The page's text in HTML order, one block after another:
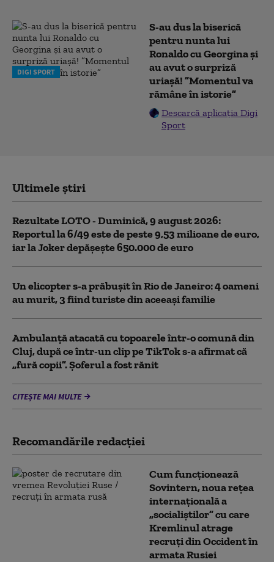
DIGI SPORT
S-au dus la biserică
pentru nunta lui
Ronaldo cu Georgina și
au avut o surpriză
uriașă! ”Momentul va
rămâne în istorie”
Descarcă aplicația Digi
Sport
Ultimele știri
Rezultate LOTO - Duminică, 9 august 2026:
Reportul la 6/49 este de peste 9,53 milioane de euro,
iar la Joker depășește 650.000 de euro
Un elicopter s-a prăbușit în Rio de Janeiro: 4 oameni
au murit, 3 fiind turiste din aceeaşi familie
Ambulanţă atacată cu topoarele într-o comună din
Cluj, după ce într-un clip pe TikTok s-a afirmat că
„fură copii”. Șoferul a fost rănit
CITEȘTE MAI MULTE
Recomandările redacţiei
Cum funcționează
Sovintern, noua rețea
internațională a
„socialiștilor” cu care
Kremlinul atrage
recruți din Occident în
armata Rusiei